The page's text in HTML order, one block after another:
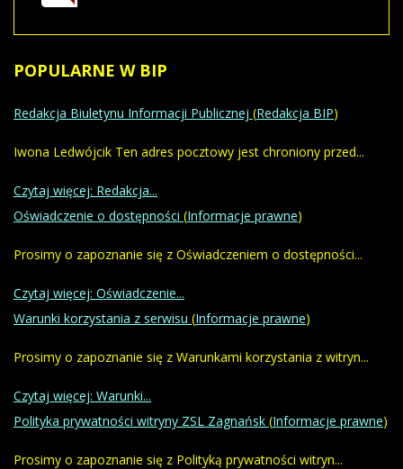
POPULARNE W BIP
Redakcja Biuletynu Informacji Publicznej (Redakcja BIP)
Iwona Ledwójcik Ten adres pocztowy jest chroniony przed...
Czytaj więcej: Redakcja...
Oświadczenie o dostępności (Informacje prawne)
Prosimy o zapoznanie się z Oświadczeniem o dostępności...
Czytaj więcej: Oświadczenie...
Warunki korzystania z serwisu (Informacje prawne)
Prosimy o zapoznanie się z Warunkami korzystania z witryn...
Czytaj więcej: Warunki...
Polityka prywatności witryny ZSL Zagnańsk (Informacje prawne)
Prosimy o zapoznanie się z Polityką prywatności witryn...